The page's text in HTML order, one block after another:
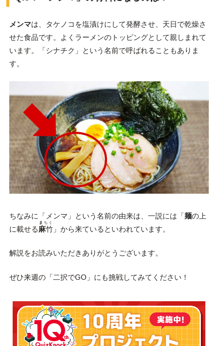
メンマは、タケノコを塩漬けにして発酵させ、天日で乾燥さ
せた食品です。よくラーメンのトッピングとして親しまれて
います。「シナチク」という名前で呼ばれることもありま
す。
ちなみに「メンマ」という名前の由来は、一説には「麺の上
に載せる麻竹
ま ちく
」から来ているといわれています。
解説をお読みいただきありがとうございます。
ぜひ来週の「二択でGO」にも挑戦してみてください！